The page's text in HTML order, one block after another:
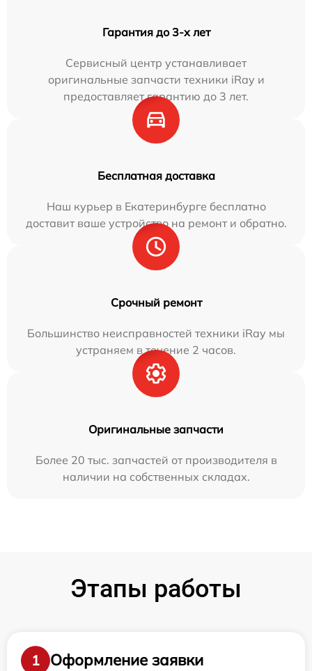
Гарантия до 3-х лет
Сервисный центр устанавливает
оригинальные запчасти техники iRay и
предоставляет гарантию до 3 лет.
Бесплатная доставка
Наш курьер в Екатеринбурге бесплатно
доставит ваше устройство на ремонт и обратно.
Срочный ремонт
Большинство неисправностей техники iRay мы
устраняем в течение 2 часов.
Оригинальные запчасти
Более 20 тыс. запчастей от производителя в
наличии на собственных складах.
Этапы работы
1
Оформление заявки